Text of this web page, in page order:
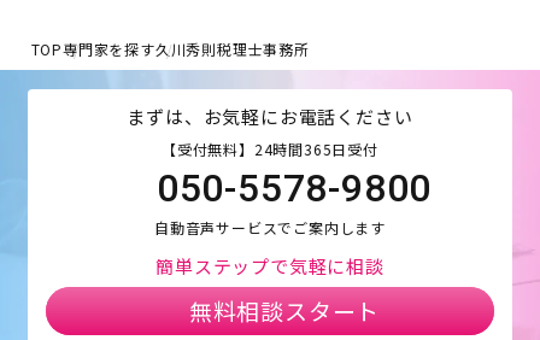
TOP専門家を探す久川秀則税理士事務所
まずは、お気軽にお電話ください
【受付無料】24時間365日受付
050-5578-9800
自動音声サービスでご案内します
簡単ステップで気軽に相談
無料相談スタート